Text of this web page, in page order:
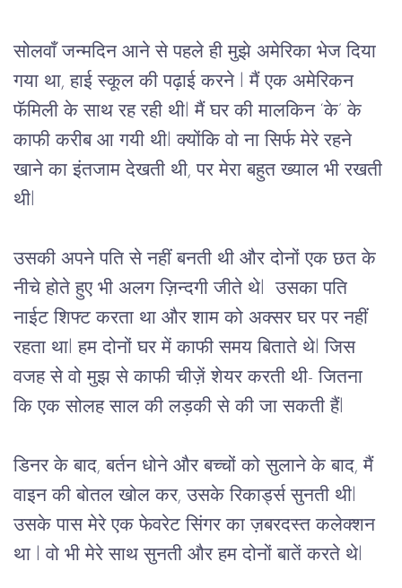
सोलवाँ जन्मदिन आने से पहले ही मुझे अमेरिका भेज दिया
गया था, हाई स्कूल की पढ़ाई करने l मैं एक अमेरिकन
फॅमिली के साथ रह रही थीl मैं घर की मालकिन ‘के’ के
काफी करीब आ गयी थीl क्योंकि वो ना सिर्फ मेरे रहने
खाने का इंतजाम देखती थी, पर मेरा बहुत ख्याल भी रखती
थीl
उसकी अपने पति से नहीं बनती थी और दोनों एक छत के
नीचे होते हुए भी अलग ज़िन्दगी जीते थेl उसका पति
नाईट शिफ्ट करता था और शाम को अक्सर घर पर नहीं
रहता थाl हम दोनों घर में काफी समय बिताते थेl जिस
वजह से वो मुझ से काफी चीज़ें शेयर करती थी- जितना
कि एक सोलह साल की लड़की से की जा सकती हैंl
डिनर के बाद, बर्तन धोने और बच्चों को सुलाने के बाद, मैं
वाइन की बोतल खोल कर, उसके रिकार्ड्स सुनती थीl
उसके पास मेरे एक फेवरेट सिंगर का ज़बरदस्त कलेक्शन
था l वो भी मेरे साथ सुनती और हम दोनों बातें करते थेl